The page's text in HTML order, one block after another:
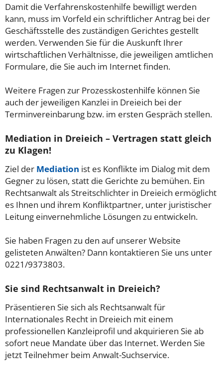
Damit die Verfahrenskostenhilfe bewilligt werden
kann, muss im Vorfeld ein schriftlicher Antrag bei der
Geschäftsstelle des zuständigen Gerichtes gestellt
werden. Verwenden Sie für die Auskunft Ihrer
wirtschaftlichen Verhältnisse, die jeweiligen amtlichen
Formulare, die Sie auch im Internet finden.
Weitere Fragen zur Prozesskostenhilfe können Sie
auch der jeweiligen Kanzlei in Dreieich bei der
Terminvereinbarung bzw. im ersten Gespräch stellen.
Mediation in Dreieich – Vertragen statt gleich
zu Klagen!
Ziel der Mediation ist es Konflikte im Dialog mit dem
Gegner zu lösen, statt die Gerichte zu bemühen. Ein
Rechtsanwalt als Streitschlichter in Dreieich ermöglicht
es Ihnen und ihrem Konfliktpartner, unter juristischer
Leitung einvernehmliche Lösungen zu entwickeln.
Sie haben Fragen zu den auf unserer Website
gelisteten Anwälten? Dann kontaktieren Sie uns unter
0221/9373803.
Sie sind Rechtsanwalt in Dreieich?
Präsentieren Sie sich als Rechtsanwalt für
Internationales Recht in Dreieich mit einem
professionellen Kanzleiprofil und akquirieren Sie ab
sofort neue Mandate über das Internet. Werden Sie
jetzt Teilnehmer beim Anwalt-Suchservice.